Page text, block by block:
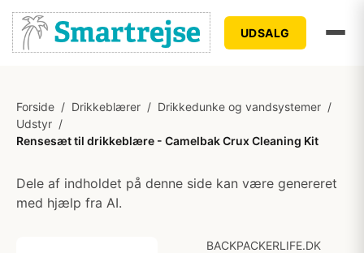
UDSALG
Forside / Drikkeblærer / Drikkedunke og vandsystemer /
Udstyr /
Rensesæt til drikkeblære - Camelbak Crux Cleaning Kit
Dele af indholdet på denne side kan være genereret
med hjælp fra AI.
BACKPACKERLIFE.DK